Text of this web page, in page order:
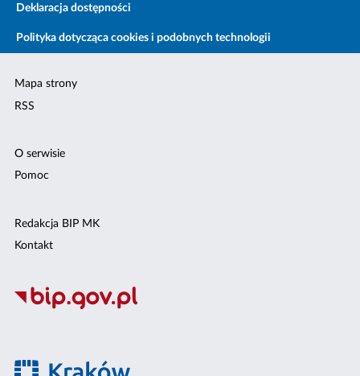
Deklaracja dostępności
Polityka dotycząca cookies i podobnych technologii
Mapa strony
RSS
O serwisie
Pomoc
Redakcja BIP MK
Kontakt